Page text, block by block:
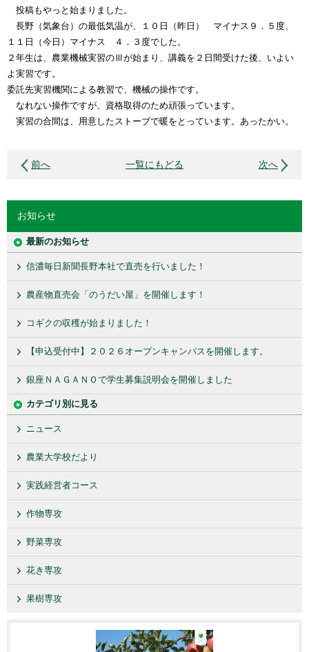
投稿もやっと始まりました。
長野（気象台）の最低気温が、１０日（昨日） マイナス９．５度、
１１日（今日）マイナス ４．３度でした。
２年生は、農業機械実習のⅢが始まり、講義を２日間受けた後、いよい
よ実習です。
委託先実習機関による教習で、機械の操作です。
なれない操作ですが、資格取得のため頑張っています。
実習の合間は、用意したストーブで暖をとっています。あったかい。
前へ 一覧にもどる 次へ
お知らせ
最新のお知らせ
信濃毎日新聞長野本社で直売を行いました！
農産物直売会「のうだい屋」を開催します！
コギクの収穫が始まりました！
【申込受付中】２０２６オープンキャンパスを開催します。
銀座ＮＡＧＡＮＯで学生募集説明会を開催しました
カテゴリ別に見る
ニュース
農業大学校だより
実践経営者コース
作物専攻
野菜専攻
花き専攻
果樹専攻